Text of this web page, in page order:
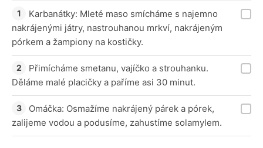
Karbanátky: Mleté maso smícháme s najemno
nakrájenými játry, nastrouhanou mrkví, nakrájeným
pórkem a žampiony na kostičky.
Přimícháme smetanu, vajíčko a strouhanku.
Děláme malé placičky a paříme asi 30 minut.
Omáčka: Osmažíme nakrájený párek a pórek,
zalijeme vodou a podusíme, zahustíme solamylem.